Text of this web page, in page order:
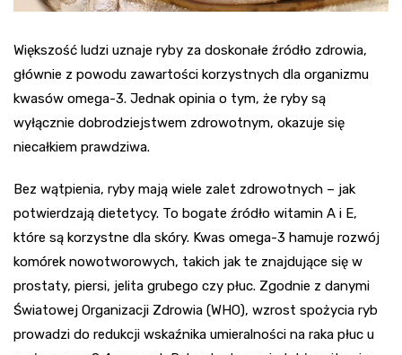
Większość ludzi uznaje ryby za doskonałe źródło zdrowia,
głównie z powodu zawartości korzystnych dla organizmu
kwasów omega-3. Jednak opinia o tym, że ryby są
wyłącznie dobrodziejstwem zdrowotnym, okazuje się
niecałkiem prawdziwa.
Bez wątpienia, ryby mają wiele zalet zdrowotnych – jak
potwierdzają dietetycy. To bogate źródło witamin A i E,
które są korzystne dla skóry. Kwas omega-3 hamuje rozwój
komórek nowotworowych, takich jak te znajdujące się w
prostaty, piersi, jelita grubego czy płuc. Zgodnie z danymi
Światowej Organizacji Zdrowia (WHO), wzrost spożycia ryb
prowadzi do redukcji wskaźnika umieralności na raka płuc u